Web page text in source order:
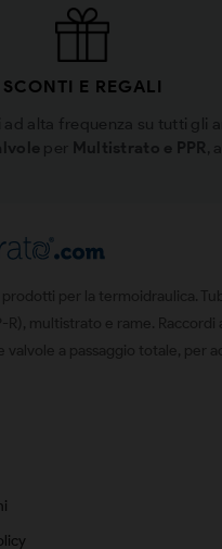
SCONTI E REGALI
ad alta frequenza su tutti gli
per Multistrato e PPR